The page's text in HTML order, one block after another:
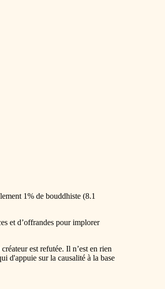
1% de bouddhiste (8.1
et d’offrandes pour implorer
est refutée. Il n’est en rien
d'appuie sur la causalité à la base